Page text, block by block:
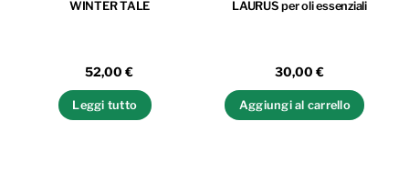
WINTER TALE
52,00€
Leggi tutto
LAURUS per oli essenziali
30,00 €
Aggiungi al carrello